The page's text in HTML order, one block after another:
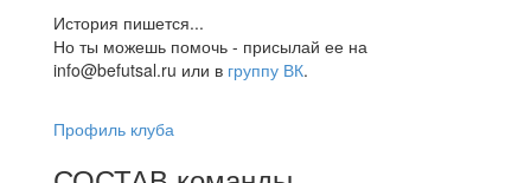
История пишется...
Но ты можешь помочь - присылай ее на
info@befutsal.ru или в группу ВК.
Профиль клуба